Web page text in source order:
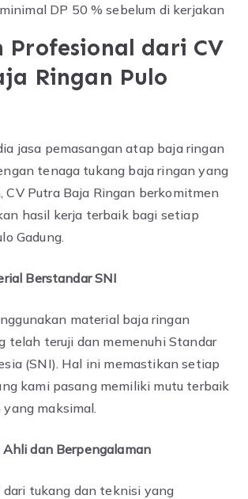
DP 50 % sebelum di kerjakan
Profesional dari CV
Ringan Pulo
jasa pemasangan atap baja ringan
tenaga tukang baja ringan yang
CV Putra Baja Ringan berkomitmen
hasil kerja terbaik bagi setiap
Gadung.
Berstandar SNI
material baja ringan
telah teruji dan memenuhi Standar
(SNI). Hal ini memastikan setiap
kami pasang memiliki mutu terbaik
maksimal.
Ahli dan Berpengalaman
tukang dan teknisi yang